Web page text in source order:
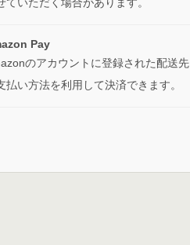
Pay
のアカウントに登録された配送先
払い方法を利用して決済できます。